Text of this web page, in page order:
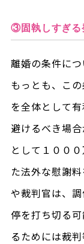
③固執しすぎる
離婚の条件につ
もっとも、こ
を全体として
避けるべき場
として１００
た法外な慰謝
や裁判官は、
停を打ち切る
るためには裁